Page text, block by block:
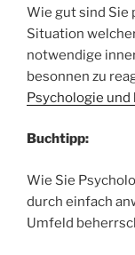
Wie gut sind Sie
Situation
notwendige
besonnen zu
Psychologie und
Buchtipp:
Wie Sie
durch einfach
Umfeld